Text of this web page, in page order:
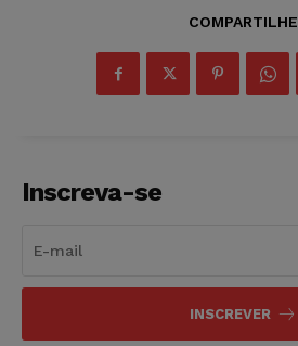
COMPARTILHE
Inscreva-se
INSCREVER